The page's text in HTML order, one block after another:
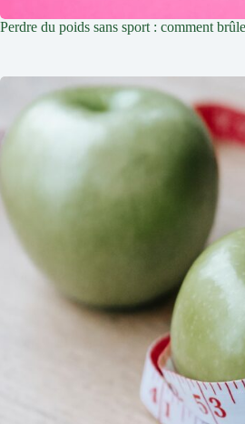
Perdre du poids sans sport : comment